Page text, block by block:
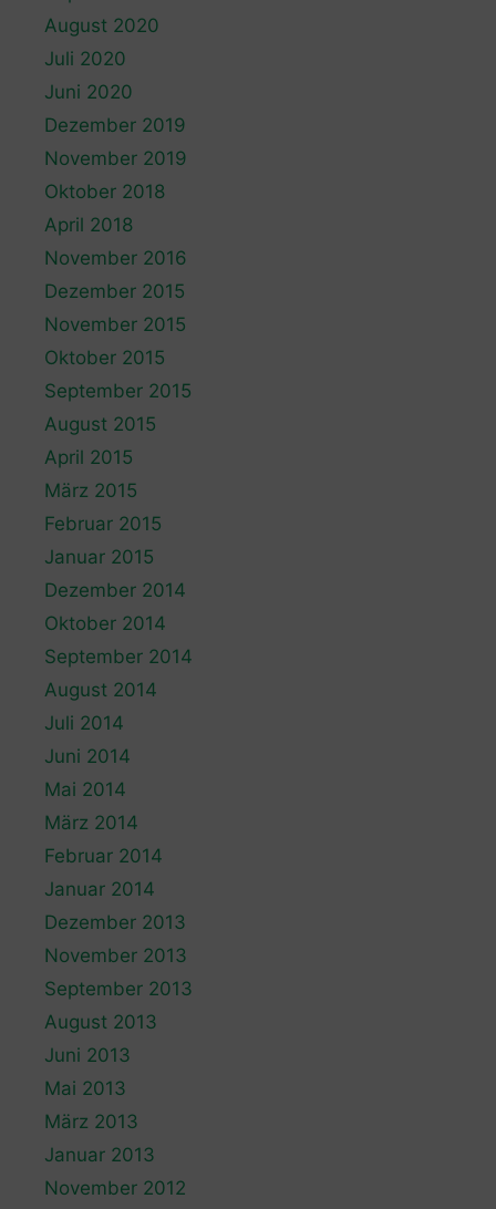
August 2020
Juli 2020
Juni 2020
Dezember 2019
November 2019
Oktober 2018
April 2018
November 2016
Dezember 2015
November 2015
Oktober 2015
September 2015
August 2015
April 2015
März 2015
Februar 2015
Januar 2015
Dezember 2014
Oktober 2014
September 2014
August 2014
Juli 2014
Juni 2014
Mai 2014
März 2014
Februar 2014
Januar 2014
Dezember 2013
November 2013
September 2013
August 2013
Juni 2013
Mai 2013
März 2013
Januar 2013
November 2012